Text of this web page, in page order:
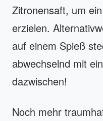
Zitronensaft, um
erzielen.
auf einem Spieß
abwechselnd mit
dazwischen!
Noch mehr